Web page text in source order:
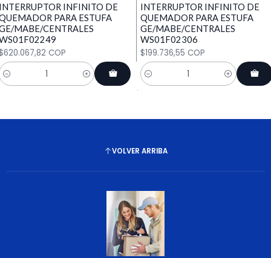
INFINITO DE
PARA ESTUFA
MABE/CENTRALES
COP
INTERRUPTOR INFINITO DE
QUEMADOR PARA ESTUFA
GE/MABE/CENTRALES
WS01F02306
$199.736,55 COP
Cantidad
VOLVER ARRIBA